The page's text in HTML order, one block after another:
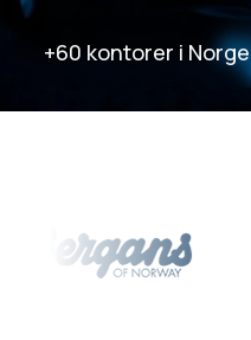
+60 kontorer i Norge